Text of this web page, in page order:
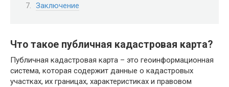
Заключение
Что такое публичная кадастровая карта?
Публичная кадастровая карта – это геоинформационная
система, которая содержит данные о кадастровых
участках, их границах, характеристиках и правовом